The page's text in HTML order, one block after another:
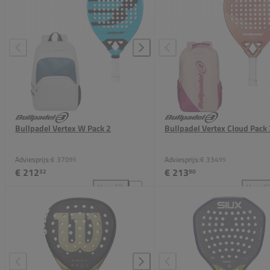
Bullpadel Vertex W Pack 2
Adviesprijs:€ 37095
€ 21232
Vergelijk
Bullpadel Vertex W Pack 2 toevoegen aan
Bullpadel Vertex Cloud Pack
Adviesprijs:€ 33495
€ 21390